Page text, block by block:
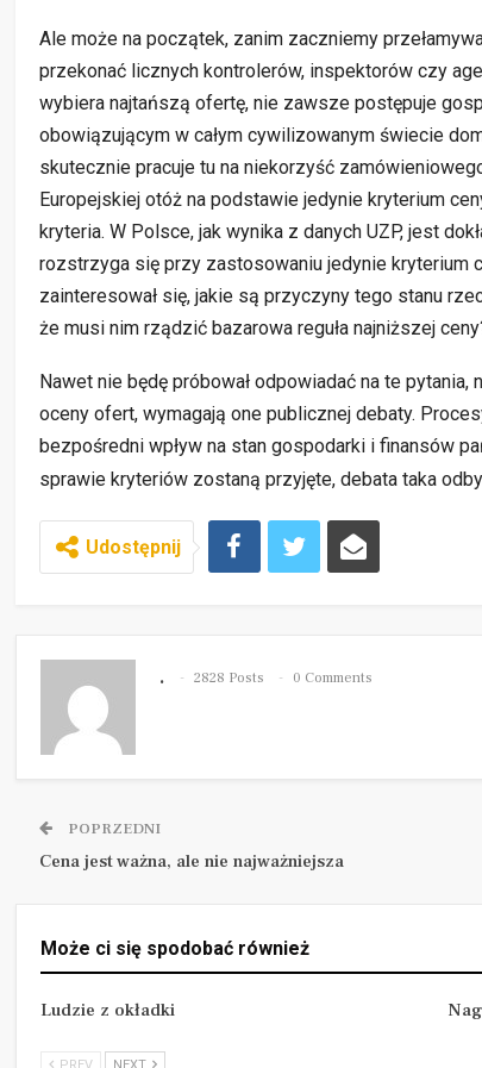
Ale może na początek, zanim zaczniemy
przekonać licznych kontrolerów, inspektorów czy
wybiera najtańszą ofertę, nie zawsze postępuje
obowiązującym w całym cywilizowanym świecie
skutecznie pracuje tu na niekorzyść
Europejskiej otóż na podstawie jedynie kryterium
kryteria. W Polsce, jak wynika z danych UZP, jest
rozstrzyga się przy zastosowaniu jedynie kryterium
zainteresował się, jakie są przyczyny tego stanu
że musi nim rządzić bazarowa reguła najniższej
Nawet nie będę próbował odpowiadać na te
oceny ofert, wymagają one publicznej debaty.
bezpośredni wpływ na stan gospodarki i finansów
sprawie kryteriów zostaną przyjęte, debata taka
Udostępnij
. 2828 Posts 0 Comments
POPRZEDNI
Cena jest ważna, ale nie najważniejsza
Może ci się spodobać również
Ludzie z okładki